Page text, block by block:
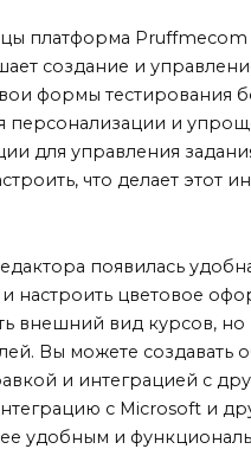
платформа
создание и
формы тестирования
персонализации и
для управления
что делает этот
появилась
настроить цветовое
внешний вид курсов, но
Вы можете
и интеграцией с
с Microsoft и
удобным и